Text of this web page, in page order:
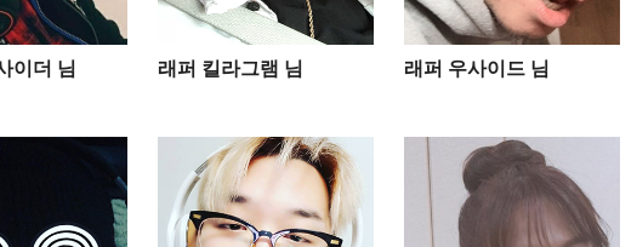
이더 님 래퍼 킬라그램 님 래퍼 우사이드 님